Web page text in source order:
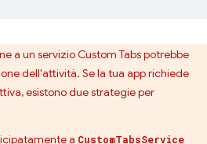
a un servizio Custom Tabs potrebbe
dell'attività. Se la tua app richiede
esistono due strategie per
a CustomTabsService